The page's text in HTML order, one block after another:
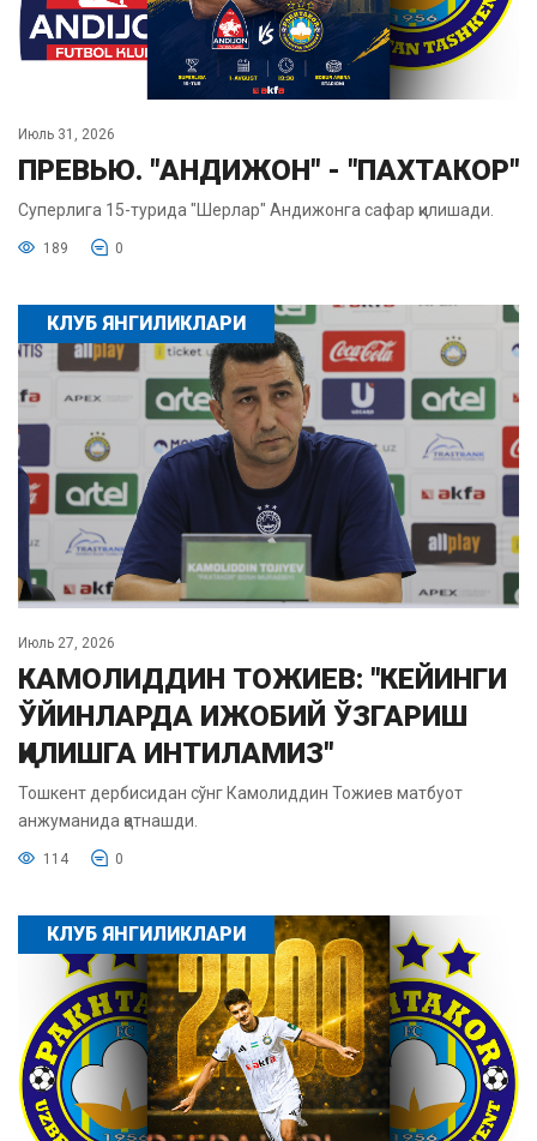
Июль 31, 2026
ПРЕВЬЮ. "АНДИЖОН" - "ПАХТАКОР"
Суперлига 15-турида "Шерлар" Андижонга сафар қилишади.
189 0
КЛУБ ЯНГИЛИКЛАРИ
Июль 27, 2026
КАМОЛИДДИН ТОЖИЕВ: "КЕЙИНГИ
ЎЙИНЛАРДА ИЖОБИЙ ЎЗГАРИШ
ҚИЛИШГА ИНТИЛАМИЗ"
Тошкент дербисидан сўнг Камолиддин Тожиев матбуот
анжуманида қатнашди.
114 0
КЛУБ ЯНГИЛИКЛАРИ